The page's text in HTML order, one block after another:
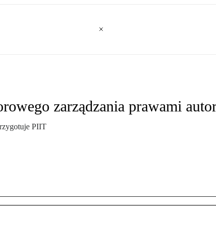
zarządzania prawami
PIIT